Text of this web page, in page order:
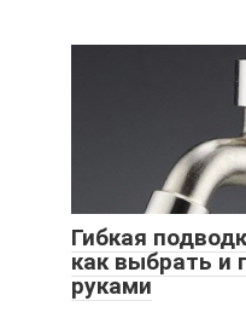
Гибкая
как выбрать и
руками